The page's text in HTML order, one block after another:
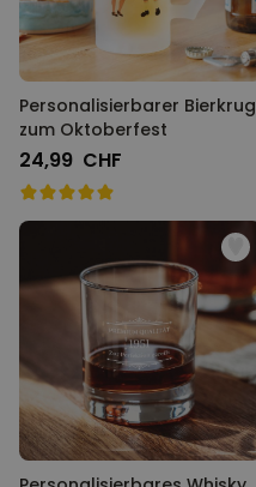
Personalisierbarer Bierkrug
zum Oktoberfest
24,99 CHF